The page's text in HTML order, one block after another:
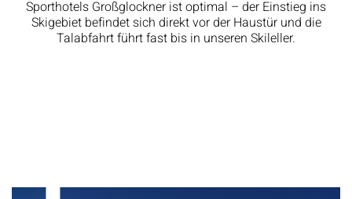
Sporthotels Großglockner ist optimal – der Einstieg ins
Skigebiet befindet sich direkt vor der Haustür und die
Talabfahrt führt fast bis in unseren Skileller.